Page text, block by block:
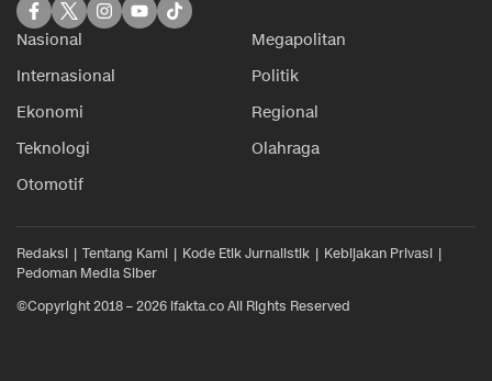
Nasional
Megapolitan
Internasional
Politik
Ekonomi
Regional
Teknologi
Olahraga
Otomotif
Redaksi Tentang Kami Kode Etik Jurnalistik
Kebijakan Privasi
Pedoman Media Siber
©Copyright 2018 – 2026 ifakta.co All Rights Reserved